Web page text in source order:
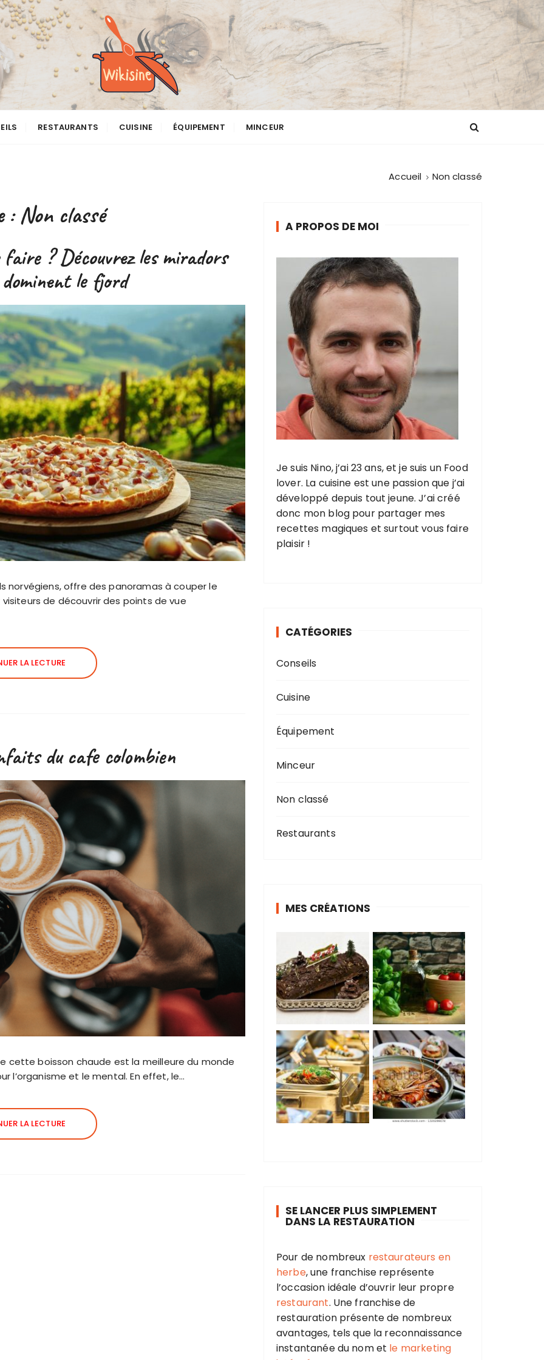
RESTAURANTS CUISINE ÉQUIPEMENT MINCEUR
Accueil Non classé
:Non classé
? Découvrez les miradors
le fjord
norvégiens, offre des panoramas à couper le
de découvrir des points de vue
LA LECTURE
du cafe colombien
cette boisson chaude est la meilleure du monde
l’organisme et le mental. En effet, le…
LA LECTURE
A PROPOS DE MOI
Je suis Nino, j’ai 23 ans, et je suis un Food
lover. La cuisine est une passion que j’ai
développé depuis tout jeune. J’ai créé
donc mon blog pour partager mes
recettes magiques et surtout vous faire
plaisir !
CATÉGORIES
Conseils
Cuisine
Équipement
Minceur
Non classé
Restaurants
MES CRÉATIONS
SE LANCER PLUS SIMPLEMENT
DANS LA RESTAURATION
Pour de nombreux restaurateurs en
herbe, une franchise représente
l’occasion idéale d’ouvrir leur propre
restaurant. Une franchise de
restauration présente de nombreux
avantages, tels que la reconnaissance
instantanée du nom et le marketing